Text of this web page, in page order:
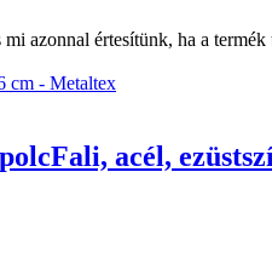
azonnal értesítünk, ha a
Fali, acél,